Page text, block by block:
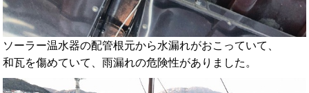
ソーラー温水器の配管根元から水漏れがおこっていて、
和瓦を傷めていて、雨漏れの危険性がありました。